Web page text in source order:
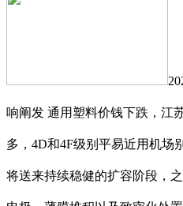
响阐发 通用塑料价钱下跌，江
多，4D和4F级别平易近用机场
将送来持续稳健的扩容阶段，